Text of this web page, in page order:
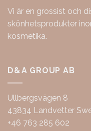
Vi är en grossist och
skönhetsprodukter
kosmetika.
D&A GROUP AB
Ullbergsvägen 8
43834 Landvetter
+46 763 285 602